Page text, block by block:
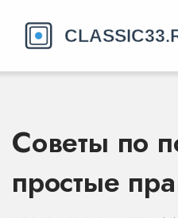
Советы по
простые